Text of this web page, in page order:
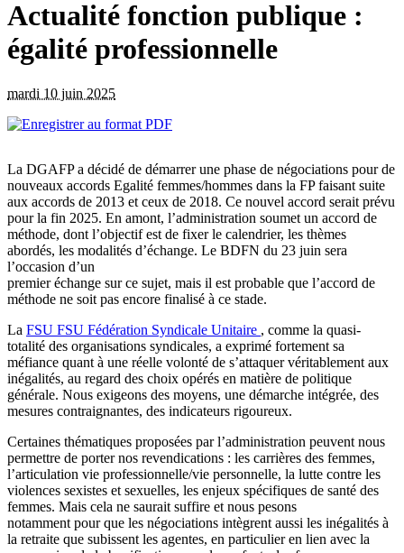
Actualité fonction publique :
égalité professionnelle
mardi 10 juin 2025
La DGAFP a décidé de démarrer une phase de négociations pour de
nouveaux accords Egalité femmes/hommes dans la FP faisant suite
aux accords de 2013 et ceux de 2018. Ce nouvel accord serait prévu
pour la fin 2025. En amont, l’administration soumet un accord de
méthode, dont l’objectif est de fixer le calendrier, les thèmes
abordés, les modalités d’échange. Le BDFN du 23 juin sera
l’occasion d’un
premier échange sur ce sujet, mais il est probable que l’accord de
méthode ne soit pas encore finalisé à ce stade.
La FSU FSU Fédération Syndicale Unitaire , comme la quasi-
totalité des organisations syndicales, a exprimé fortement sa
méfiance quant à une réelle volonté de s’attaquer véritablement aux
inégalités, au regard des choix opérés en matière de politique
générale. Nous exigeons des moyens, une démarche intégrée, des
mesures contraignantes, des indicateurs rigoureux.
Certaines thématiques proposées par l’administration peuvent nous
permettre de porter nos revendications : les carrières des femmes,
l’articulation vie professionnelle/vie personnelle, la lutte contre les
violences sexistes et sexuelles, les enjeux spécifiques de santé des
femmes. Mais cela ne saurait suffire et nous pesons
notamment pour que les négociations intègrent aussi les inégalités à
la retraite que subissent les agentes, en particulier en lien avec la